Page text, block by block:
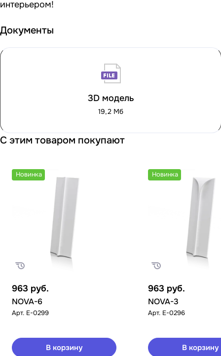
интерьером!
Документы
3D модель
19,2 Мб
С этим товаром покупают
Новинка
963 руб.
NOVA-6
Арт. E-0299
В корзину
Новинка
963 руб.
NOVA-3
Арт. E-0296
В корзину